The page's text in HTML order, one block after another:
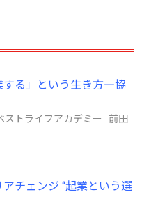
する」という生き方―協
ストライフアカデミー 前田
チェンジ “起業という選